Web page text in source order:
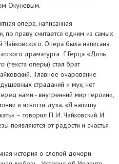
Окуневым.
опера, написанная
по праву считается одним из самых
Опера была написана
драматурга Г.Герца «Дочь
(текста оперы) стал брат
Главное очарование
страданий и мук, нет
нами - внутренний мир героини,
и ясности духа. «Я напишу
– говорил П. И. Чайковский. И
появляются от радости и счастья
история о слепой дочери